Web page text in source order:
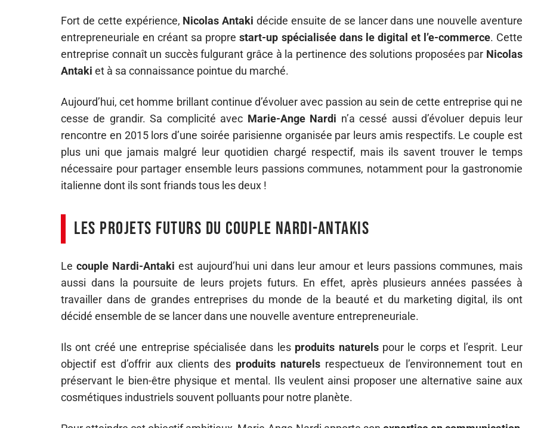
Fort de cette expérience, Nicolas Antaki décide ensuite de se lancer dans une nouvelle aventure
entrepreneuriale en créant sa proprestart-up spécialisée dans le digital et l’e-commerce. Cette
entreprise connaît un succès fulgurant grâce à la pertinence des solutions proposées par Nicolas
Antaki et à sa connaissance pointue du marché.
Aujourd’hui, cet homme brillant continue d’évoluer avec passion au sein de cette entreprise qui ne
cesse de grandir. Sa complicité avec Marie-Ange Nardi n’a cessé aussi d’évoluer depuis leur
rencontre en 2015 lors d’une soirée parisienne organisée par leurs amis respectifs. Le couple est
plus uni que jamais malgré leur quotidien chargé respectif, mais ils savent trouver le temps
nécessaire pour partager ensemble leurs passions communes, notamment pour la gastronomie
italienne dont ils sont friands tous les deux !
Les projets futurs du couple Nardi-Antakis
Le couple Nardi-Antaki est aujourd’hui uni dans leur amour et leurs passions communes, mais
aussi dans la poursuite de leurs projets futurs. En effet, après plusieurs années passées à
travailler dans de grandes entreprises du monde de la beauté et du marketing digital, ils ont
décidé ensemble de se lancer dans une nouvelle aventure entrepreneuriale.
Ils ont créé une entreprise spécialisée dans les produits naturelspour le corps et l’esprit. Leur
objectif est d’offrir aux clients des produits naturels respectueux de l’environnement tout en
préservant le bien-être physique et mental. Ils veulent ainsi proposer une alternative saine aux
cosmétiques industriels souvent polluants pour notre planète.